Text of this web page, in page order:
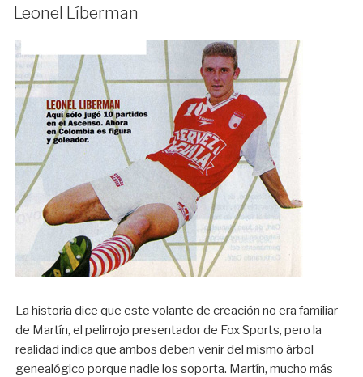
EN
Leonel Líberman
La historia dice que este volante de creación no era familiar
de Martín, el pelirrojo presentador de Fox Sports, pero la
realidad indica que ambos deben venir del mismo árbol
genealógico porque nadie los soporta. Martín, mucho más